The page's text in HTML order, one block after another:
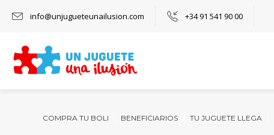
info@unjugueteunailusion.com +34 91 541 90 00
COMPRA TU BOLI BENEFICIARIOS TU JUGUETE LLEGA